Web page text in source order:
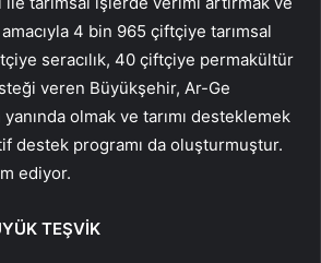
4 bin 965 çiftçiye tarımsal
seracılık, 40 çiftçiye permakültür
veren Büyükşehir, Ar-Ge
olmak ve tarımı desteklemek
destek programı da oluşturmuştur.
ediyor.
TEŞVİK